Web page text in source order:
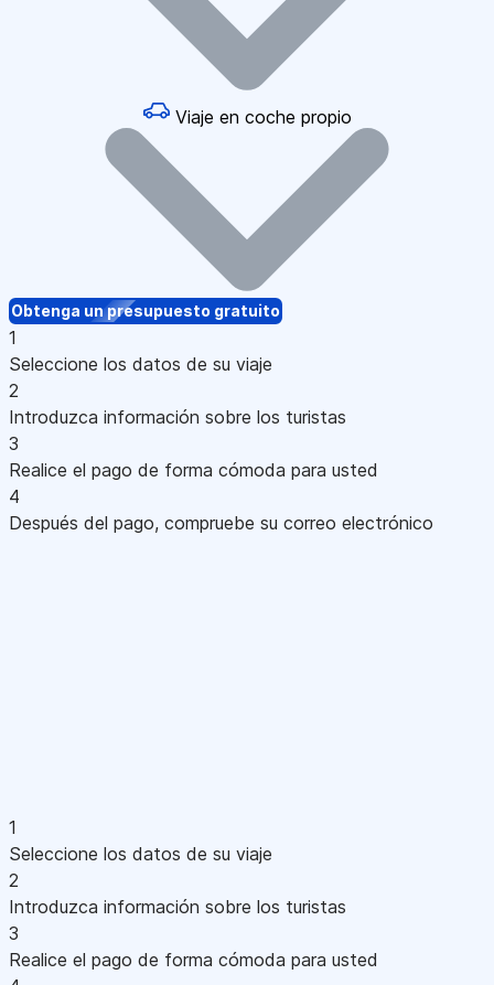
Viaje en coche propio
Obtenga un presupuesto gratuito
1
Seleccione los datos de su viaje
2
Introduzca información sobre los turistas
3
Realice el pago de forma cómoda para usted
4
Después del pago, compruebe su correo electrónico
1
Seleccione los datos de su viaje
2
Introduzca información sobre los turistas
3
Realice el pago de forma cómoda para usted